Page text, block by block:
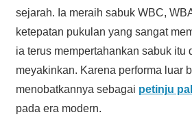
sejarah. Ia meraih sabuk WBC,
ketepatan pukulan yang sangat
ia terus mempertahankan sabuk itu
meyakinkan. Karena performa luar
menobatkannya sebagai petinju
pada era modern.